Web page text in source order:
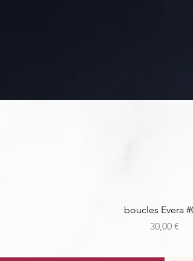
Aperçu rapide
boucles Evera
Prix
30,00 €